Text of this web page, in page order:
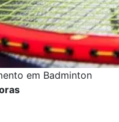
em Badminton